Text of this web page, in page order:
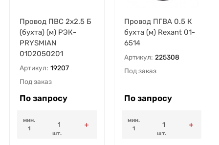
Провод ПВС 2х2.5 Б
(бухта) (м) РЭК-
PRYSMIAN
0102050201
Артикул: 19207
Под заказ
По запросу
мин.
1
шт.
Провод ПГВА 0.5 К
бухта (м) Rexant 01-
6514
Артикул: 225308
Под заказ
По запросу
мин.
1
шт.